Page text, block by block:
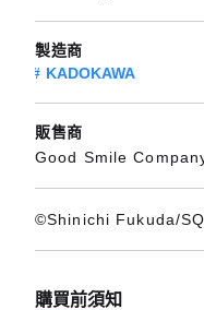
製造商
KADOKAWA
販售商
Good Smile
©Shinichi Fukuda/
購買前須知